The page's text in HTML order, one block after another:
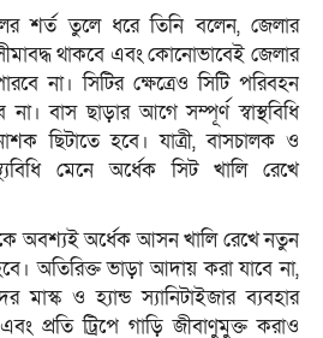
শর্ত তুলে ধরে তিনি বলেন, জেলার
থাকবে এবং কোনোভাবেই জেলার
না। সিটির ক্ষেত্রেও সিটি পরিবহন
বাস ছাড়ার আগে সম্পূর্ণ স্বাস্থবিধি
ছিটাতে হবে। যাত্রী, বাসচালক ও
মেনে অর্ধেক সিট খালি রেখে
অবশ্যই অর্ধেক আসন খালি রেখে নতুন
অতিরিক্ত ভাড়া আদায় করা যাবে না,
মাস্ক ও হ্যান্ড স্যানিটাইজার ব্যবহার
প্রতি ট্রিপে গাড়ি জীবাণুমুক্ত করাও